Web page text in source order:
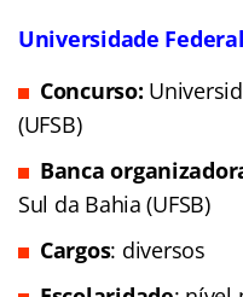
Universidade
Concurso:
(UFSB)
Banca
Sul da Bahia (UFSB)
Cargos: diversos